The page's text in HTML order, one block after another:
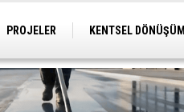
PROJELER KENTSEL DÖNÜŞÜM